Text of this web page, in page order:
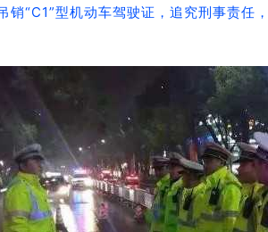
销“C1”型机动车驾驶证，追究刑事责任